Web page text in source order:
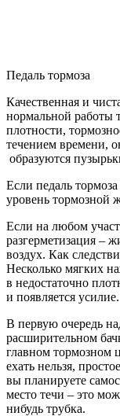
Педаль тормоза
Качественная и
нормальной работы
плотности,
течением времени,
образуются
Если педаль
уровень тормозной
Если на любом
разгерметизация –
воздух. Как
Несколько мягких
в недостаточно
и появляется усилие.
В первую очередь
расширительном
главном тормозном
ехать нельзя,
вы планируете
место течи – это
нибудь трубка.